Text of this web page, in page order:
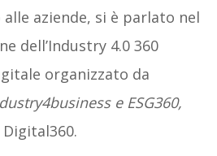
aziende, si è parlato nel
dell’Industry 4.0 360
organizzato da
e ESG360,